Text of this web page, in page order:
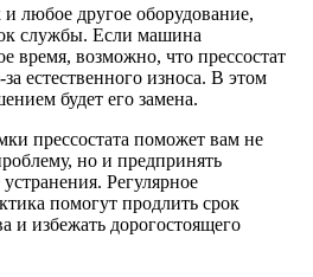
и любое другое оборудование,
службы. Если машина
время, возможно, что прессостат
естественного износа. В этом
будет его замена.
прессостата поможет вам не
но и предпринять
Регулярное
помогут продлить срок
и избежать дорогостоящего